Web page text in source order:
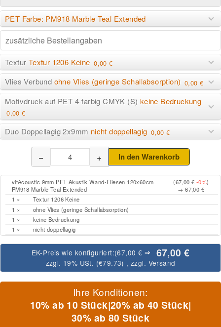
PET Farbe: PM918 Marble Teal Extended
Textur Textur 1206 Keine 0,00 €
Vlies Verbund ohne Vlies (geringe Schallabsorption) 0,00 €
Motivdruck auf PET 4-farbig CMYK (S) keine Bedruckung
0,00 €
Duo Doppellagig 2x9mm nicht doppellagig 0,00 €
vitAcoustic 9mm PET Akustik Wand-Fliesen 120x60cm
PM918 Marble Teal Extended
(67,00 € -0%)
→ 67,00 €
1 ×
Textur 1206 Keine
1 ×
ohne Vlies (geringe Schallabsorption)
1 ×
keine Bedruckung
1 ×
nicht doppellagig
EK-Preis wie konfiguriert:(67,00 € ⇒ 67,00 €
zzgl. 19% USt. (€79.73) , zzgl. Versand
− + In den Warenkorb
Ihre Konditionen:
10% ab 10 Stück|20% ab 40 Stück|
30% ab 80 Stück